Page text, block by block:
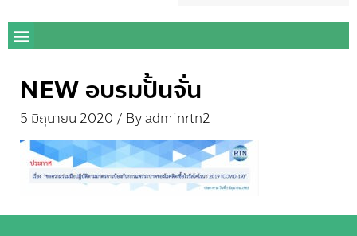
NEW อบรมปั้นจั่น
5 มิถุนายน 2020 / Byadminrtn2